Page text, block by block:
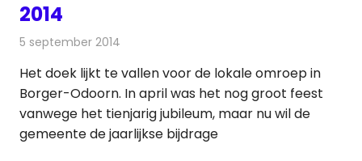
2014
5 september 2014
Het doek lijkt te vallen voor de lokale omroep in
Borger-Odoorn. In april was het nog groot feest
vanwege het tienjarig jubileum, maar nu wil de
gemeente de jaarlijkse bijdrage